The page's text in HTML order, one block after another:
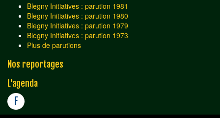
Blegny Initiatives : parution 1981
Blegny Initiatives : parution 1980
Blegny Initiatives : parution 1979
Blegny Initiatives : parution 1973
Plus de parutions
Nos reportages
L'agenda
F